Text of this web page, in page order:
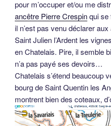
pour m’occuper et/ou me
ancêtre Pierre Crespinqui se
il n’est pas venu déclarer
Saint Julien l’Ardent les
en Chatelais. Pire, il semble
n’a pas payé ses devoirs…
Chatelais s’étend beaucoup
bourg de Saint Quentin les
montrent bien des coteaux,